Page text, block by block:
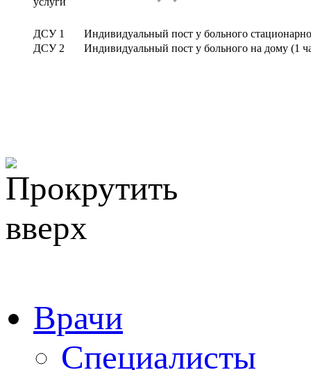
ДСУ 1
Индивидуальный пост у больного
ДСУ 2
Индивидуальный пост у больного на дому (1
Врачи
Специалисты